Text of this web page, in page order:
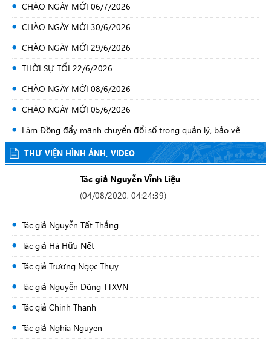
CHÀO NGÀY MỚI 06/7/2026
CHÀO NGÀY MỚI 30/6/2026
CHÀO NGÀY MỚI 29/6/2026
THỜI SỰ TỐI 22/6/2026
CHÀO NGÀY MỚI 08/6/2026
CHÀO NGÀY MỚI 05/6/2026
Lâm Đồng đẩy mạnh chuyển đổi số trong quản lý, bảo vệ
rừng
CHÀO NGÀY MỚI 01/6/2026
CHÀO NGÀY MỚI 14/5/2026
THỜI SỰ LÂM ĐỒNG 03/03/2026
Bảo vệ nền tảng tư tưởng của đảng : Đẩy mạnh công tác
tuyên truyền về bầu cử
Thanh thiếu nhi Lâm Đồng biểu diễn nghệ thuật Mừng Đảng,
Mừng Xuân
Dịch vụ công tỉnh Lâm Đồng minh bạch, hiệu quả, thân thiện
phục vụ Nhân dân
Khai mạc trọng thể Đại hội đại biểu toàn quốc lần thứ XIV của
Đảng tại Hà Nội
THƯ VIỆN HÌNH ẢNH, VIDEO
Tác giả Nguyễn Vĩnh Liệu
(04/08/2020, 04:24:39)
Tác giả Nguyễn Tất Thắng
Tác giả Hà Hữu Nết
Tác giả Trương Ngọc Thụy
Tác giả Nguyễn Dũng TTXVN
Tác giả Chinh Thanh
Tác giả Nghia Nguyen